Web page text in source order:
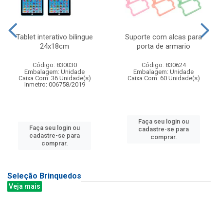
Tablet interativo bilingue
24x18cm
Código: 830030
Embalagem: Unidade
Caixa Com: 36 Unidade(s)
Inmetro: 006758/2019
Faça seu login ou
cadastre-se para
comprar.
Suporte com alcas para
porta de armario
Código: 830624
Embalagem: Unidade
Caixa Com: 60 Unidade(s)
Faça seu login ou
cadastre-se para
comprar.
Seleção Brinquedos
Veja mais